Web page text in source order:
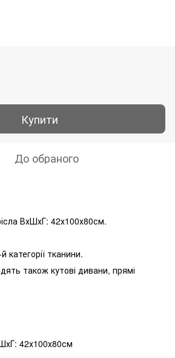
Купити
До обраного
ВхШхГ: 42х100х80см.
категорії тканини.
також кутові дивани, прямі
42х100х80см